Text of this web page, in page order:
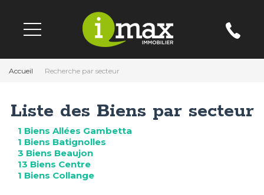
Accueil Recherche par secteur
Liste des Biens par secteur
1 Biens Allées Gambetta
1 Biens Batignolles
3 Biens Beaujon
13 Biens Centre
1 Biens Collange